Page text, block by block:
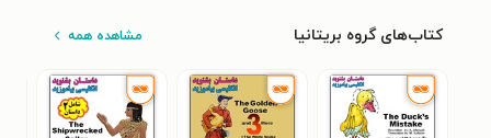
کتاب‌های گروه بریتانیا مشاهده همه